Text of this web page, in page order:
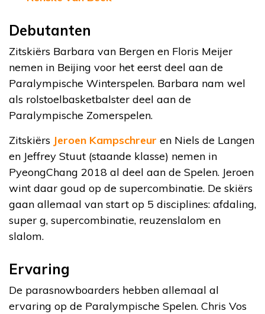
Debutanten
Zitskiërs Barbara van Bergen en Floris Meijer
nemen in Beijing voor het eerst deel aan de
Paralympische Winterspelen. Barbara nam wel
als rolstoelbasketbalster deel aan de
Paralympische Zomerspelen.
Zitskiërs Jeroen Kampschreur en Niels de Langen
en Jeffrey Stuut (staande klasse) nemen in
PyeongChang 2018 al deel aan de Spelen. Jeroen
wint daar goud op de supercombinatie. De skiërs
gaan allemaal van start op 5 disciplines: afdaling,
super g, supercombinatie, reuzenslalom en
slalom.
Ervaring
De parasnowboarders hebben allemaal al
ervaring op de Paralympische Spelen. Chris Vos